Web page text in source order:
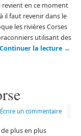
revient en ce moment
il faut revenir dans le
les rivières Corses
utilisant des
Continuer la lecture →
Écrire un commentaire
plus en plus